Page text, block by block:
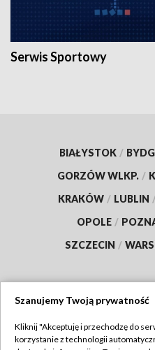
Serwis Sportowy
BIAŁYSTOK /
GORZÓW WLKP. /
KRAKÓW / LUBLIN
OPOLE /
SZCZECIN /
Szanujemy Twoją prywatność
Kliknij "Akceptuję i przechodzę do
korzystanie z technologii